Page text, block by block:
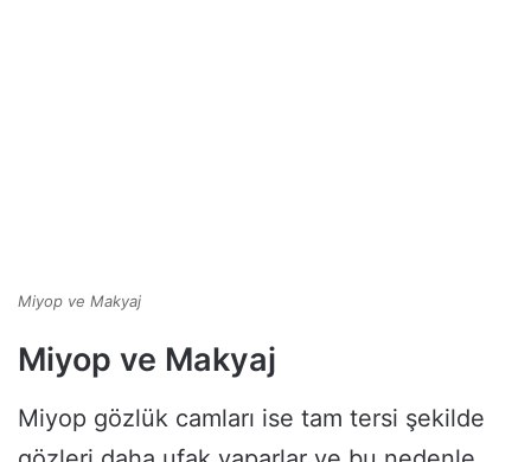
Miyop ve Makyaj
Miyop ve Makyaj
Miyop gözlük camları ise tam tersi şekilde